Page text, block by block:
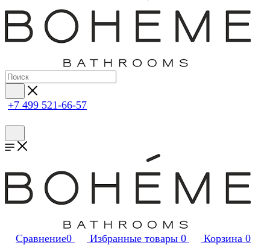
+7 499 521-66-57
Сравнение0 Избранные товары 0 Корзина 0